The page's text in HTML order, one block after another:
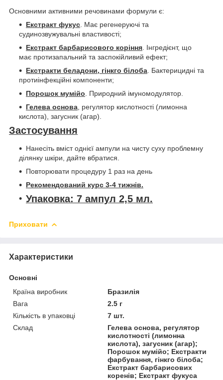
Основними активними речовинами формули є:
Екстракт фукус. Має регенеруючі та
судинозвужувальні властивості;
Екстракт барбарисового коріння. Інгредієнт, що
має протизапальний та заспокійливий ефект;
Екстракти беладони, гінкго білоба. Бактерицидні та
протиінфекційні компоненти;
Порошок мумійо. Природний імуномодулятор.
Гелева основа, регулятор кислотності (лимонна
кислота), загусник (агар).
Застосування
Нанесіть вміст однієї ампули на чисту суху проблемну
ділянку шкіри, дайте вбратися.
Повторювати процедуру 1 раз на день
Рекомендований курс 3-4 тижнів.
Упаковка: 7 ампул 2,5 мл.
Приховати
Характеристики
Основні
Країна виробник
Бразилія
Вага
2.5 г
Кількість в упаковці
7 шт.
Склад
Гелева основа, регулятор
кислотності (лимонна
кислота), загусник (агар);
Порошок мумійо; Екстракти
фарбування, гінкго білоба;
Екстракт барбарисових
коренів; Екстракт фукуса